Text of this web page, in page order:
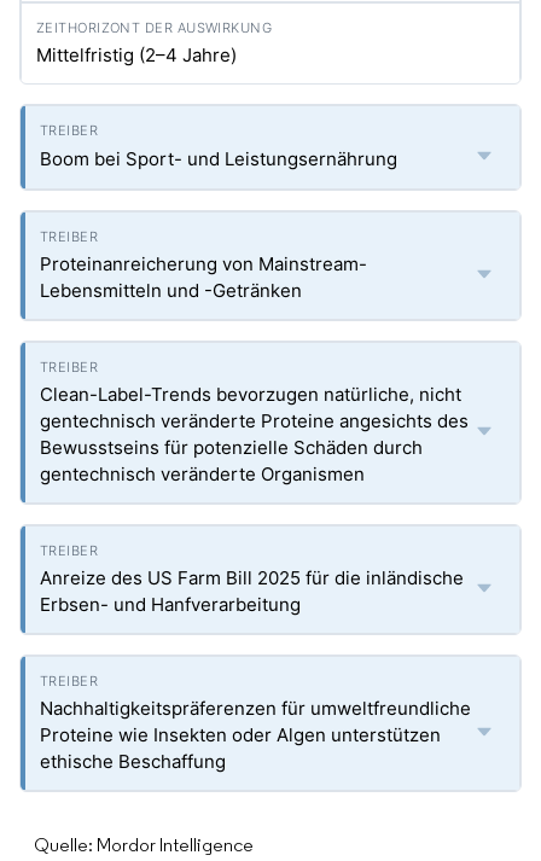
Mittelfristig (2–4 Jahre)
Boom bei Sport- und Leistungsernährung
Proteinanreicherung von Mainstream-
Lebensmitteln und -Getränken
Clean-Label-Trends bevorzugen natürliche, nicht
gentechnisch veränderte Proteine angesichts des
Bewusstseins für potenzielle Schäden durch
gentechnisch veränderte Organismen
Anreize des US Farm Bill 2025 für die inländische
Erbsen- und Hanfverarbeitung
Nachhaltigkeitspräferenzen für umweltfreundliche
Proteine wie Insekten oder Algen unterstützen
ethische Beschaffung
Quelle: Mordor Intelligence